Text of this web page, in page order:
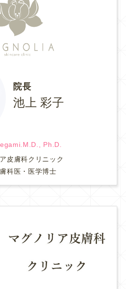
院長
池上 彩子
Ph.D.
皮膚科クリニック
科医・医学博士